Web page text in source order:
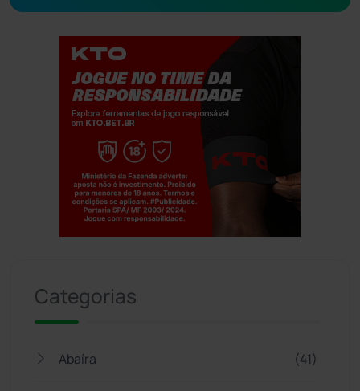
Categorias
Abaíra (41)